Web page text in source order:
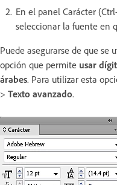
En el panel Carácter
seleccionar la fuente en
Puede asegurarse de que se
opción que permite usar
árabes. Para utilizar esta
> Texto avanzado.